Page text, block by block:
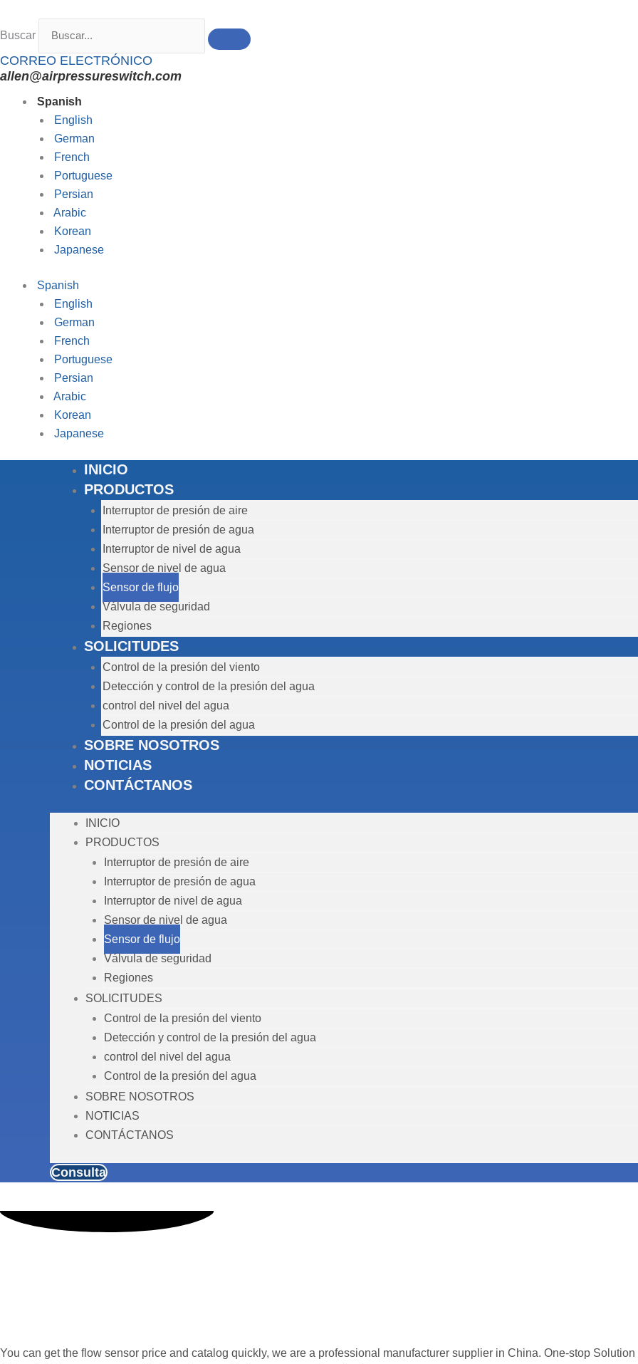
Buscar
CORREO ELECTRÓNICO
allen@airpressureswitch.com
Spanish
English
German
French
Portuguese
Persian
Arabic
Korean
Japanese
Spanish
English
German
French
Portuguese
Persian
Arabic
Korean
Japanese
INICIO
PRODUCTOS
Interruptor de presión de aire
Interruptor de presión de agua
Interruptor de nivel de agua
Sensor de nivel de agua
Sensor de flujo
Válvula de seguridad
Regiones
SOLICITUDES
Control de la presión del viento
Detección y control de la presión del agua
control del nivel del agua
Control de la presión del agua
SOBRE NOSOTROS
NOTICIAS
CONTÁCTANOS
INICIO
PRODUCTOS
Interruptor de presión de aire
Interruptor de presión de agua
Interruptor de nivel de agua
Sensor de nivel de agua
Sensor de flujo
Válvula de seguridad
Regiones
SOLICITUDES
Control de la presión del viento
Detección y control de la presión del agua
control del nivel del agua
Control de la presión del agua
SOBRE NOSOTROS
NOTICIAS
CONTÁCTANOS
Consulta
You can get the flow sensor price and catalog quickly, we are a professional manufacturer supplier in China. One-stop